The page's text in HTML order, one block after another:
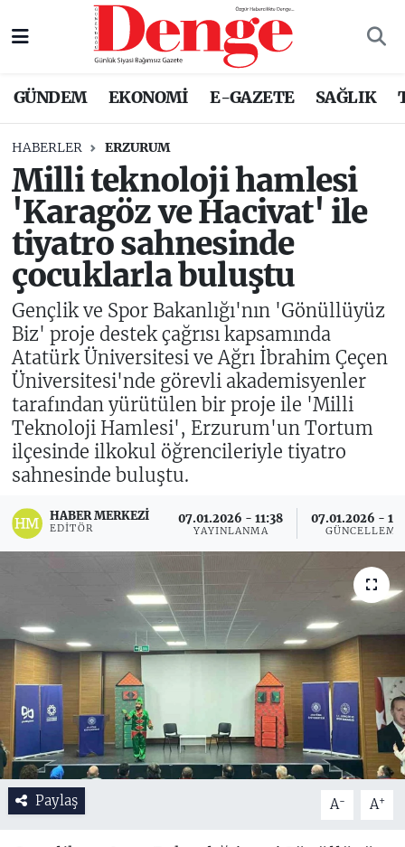
GÜNDEM EKONOMİ E-GAZETE SAĞLIK
HABERLER ERZURUM
Milli teknoloji hamlesi
'Karagöz ve Hacivat' ile
tiyatro sahnesinde
çocuklarla buluştu
Gençlik ve Spor Bakanlığı'nın 'Gönüllüyüz
Biz' proje destek çağrısı kapsamında
Atatürk Üniversitesi ve Ağrı İbrahim Çeçen
Üniversitesi'nde görevli akademisyenler
tarafından yürütülen bir proje ile 'Milli
Teknoloji Hamlesi', Erzurum'un Tortum
ilçesinde ilkokul öğrencileriyle tiyatro
sahnesinde buluştu.
HABER MERKEZI
EDITÖR
07.01.2026 - 11:38
YAYINLANMA
07.01.2026 -
GÜNCELLEME
Paylaş A- A+
Nöbetçi Eczaneler
Trafik Durumu
Süper Lig Puan Durumu ve Fikstür
Tüm Manşetler
Son Dakika Haberleri
Haber Arşivi